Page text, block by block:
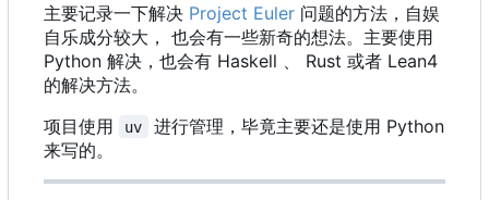
主要记录一下解决 Project Euler 问题的方法，自娱
自乐成分较大， 也会有一些新奇的想法。主要使用
Python 解决，也会有 Haskell 、 Rust 或者 Lean4
的解决方法。
项目使用
uv
进行管理，毕竟主要还是使用 Python
来写的。